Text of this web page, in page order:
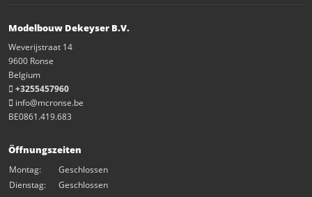
Modelbouw Dekeyser B.V.
Weverijstraat 14
9600 Ronse
Belgium
+3255457960
info@mcronse.be
BE0861.419.683
Öffnungszeiten
Montag:
Geschlossen
Dienstag:
Geschlossen